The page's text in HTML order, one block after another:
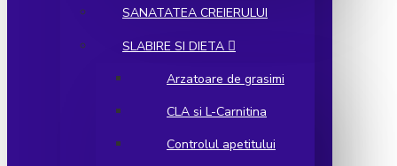
SANATATEA CREIERULUI
SLABIRE SI DIETA
Arzatoare de grasimi
CLA si L-Carnitina
Controlul apetitului